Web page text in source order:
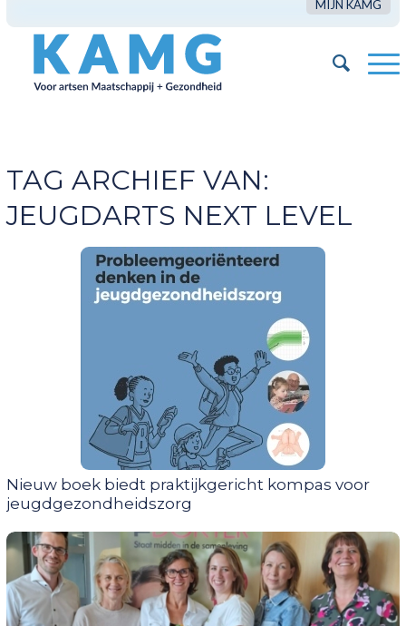
MIJN KAMG
TAG ARCHIEF VAN:
JEUGDARTS NEXT LEVEL
Nieuw boek biedt praktijkgericht kompas voor
jeugdgezondheidszorg